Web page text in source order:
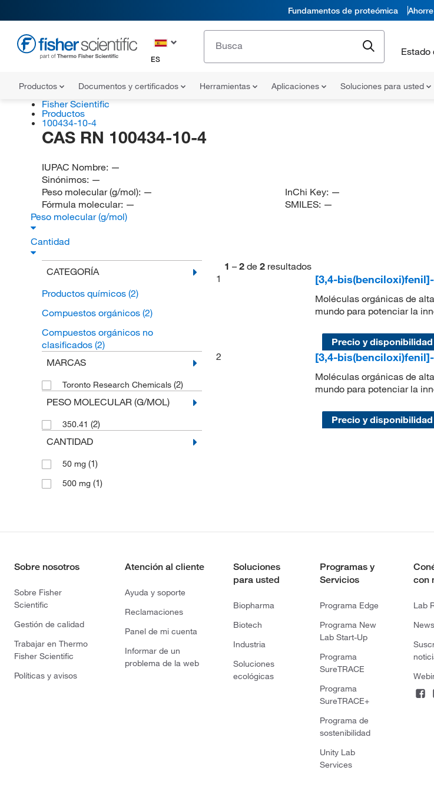
Fundamentos de proteómica
ES
Estado
Productos Documentos y certificados Herramientas Aplicaciones Soluciones para usted
Fisher Scientific
Productos
100434-10-4
CAS RN 100434-10-4
IUPAC Nombre: —
Sinónimos: —
Peso molecular (g/mol): —
Fórmula molecular: —
InChi Key: —
SMILES: —
Peso molecular (g/mol)
Cantidad
CATEGORÍA
Productos químicos (2)
Compuestos orgánicos (2)
Compuestos orgánicos no
clasificados (2)
MARCAS
Toronto Research Chemicals (2)
PESO MOLECULAR (G/MOL)
350.41 (2)
CANTIDAD
50 mg (1)
500 mg (1)
1 – 2 de 2 resultados
1
[3,4-
Moléculas orgánicas de
mundo para potenciar la
Precio y
2
[3,4-
Moléculas orgánicas de
mundo para potenciar la
Precio y
Sobre nosotros
Sobre Fisher
Scientific
Gestión de calidad
Trabajar en Thermo
Fisher Scientific
Políticas y avisos
Atención al cliente
Ayuda y soporte
Reclamaciones
Panel de mi cuenta
Informar de un
problema de la web
Soluciones
para usted
Biopharma
Biotech
Industria
Soluciones
ecológicas
Programas y
Servicios
Programa Edge
Programa New
Lab Start-Up
Programa
SureTRACE
Programa
SureTRACE+
Programa de
sostenibilidad
Unity Lab
Services
con
Lab